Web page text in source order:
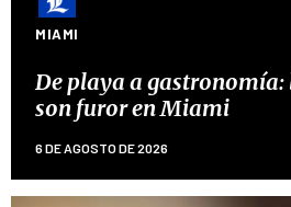
MIAMI
De playa a gastronomía:
son furor en Miami
6 DE AGOSTO DE 2026